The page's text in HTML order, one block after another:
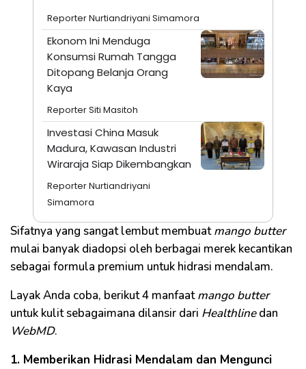
Reporter Nurtiandriyani Simamora
Ekonom Ini Menduga
Konsumsi Rumah Tangga
Ditopang Belanja Orang
Kaya
Reporter Siti Masitoh
Investasi China Masuk
Madura, Kawasan Industri
Wiraraja Siap Dikembangkan
Reporter Nurtiandriyani
Simamora
Sifatnya yang sangat lembut membuatmango butter
mulai banyak diadopsi oleh berbagai merek kecantikan
sebagai formula premium untuk hidrasi mendalam.
Layak Anda coba, berikut 4 manfaatmango butter
untuk kulit sebagaimana dilansir dari Healthlinedan
WebMD.
1. Memberikan Hidrasi Mendalam dan Mengunci